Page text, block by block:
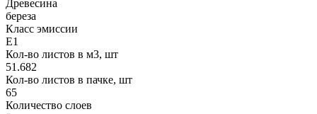
Древесина
береза
Класс эмиссии
Е1
Кол-во листов в м3, шт
51.682
Кол-во листов в пачке, шт
65
Количество слоев